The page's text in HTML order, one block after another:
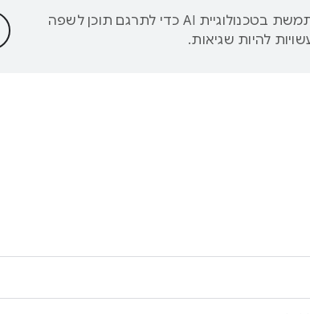
‫Google משתמשת בטכנולוגיית AI כדי לתרגם תוכן לשפה
להיות שגיאות.